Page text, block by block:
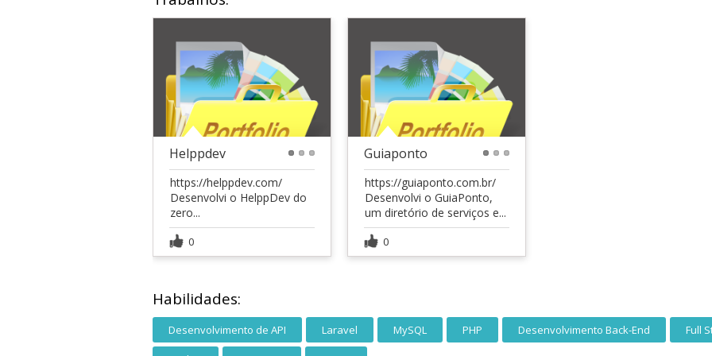
Helppdev
https://helppdev.com/
Desenvolvi o HelppDev do
zero...
0
Guiaponto
https://guiaponto.com.br/
Desenvolvi o GuiaPonto,
um diretório de serviços e...
0
Habilidades:
Desenvolvimento de API Laravel MySQL PHP Desenvolvimento Back-End Full